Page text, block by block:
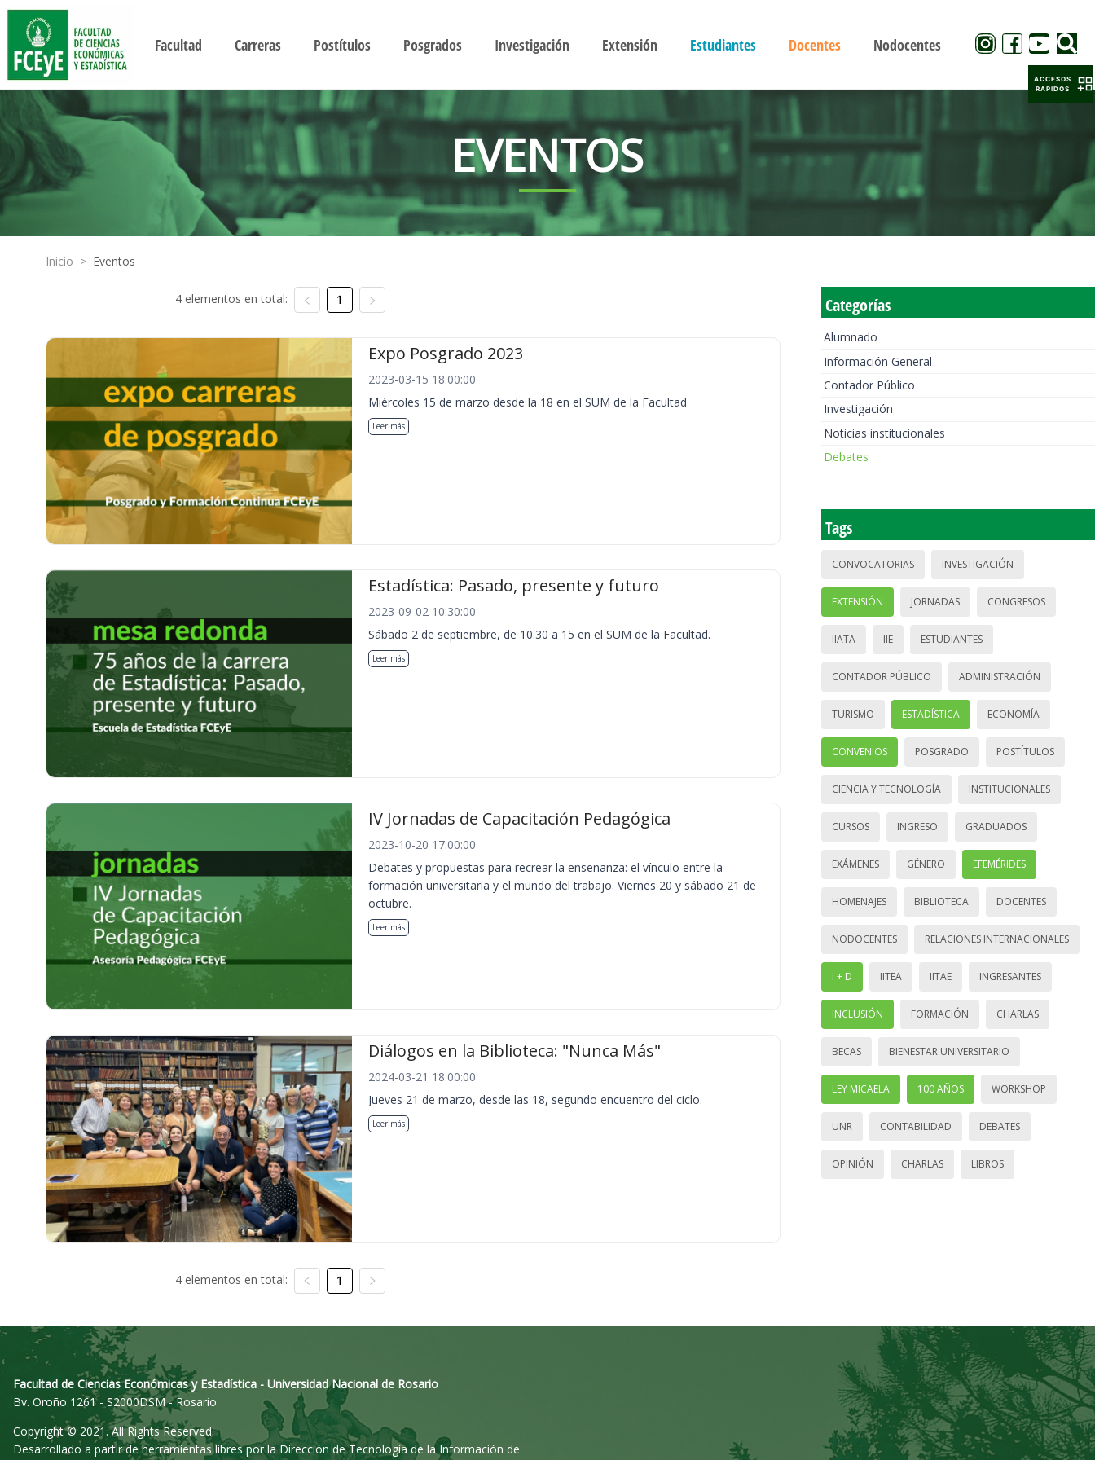
Facultad Carreras Postítulos Posgrados Investigación Extensión Estudiantes Docentes Nodocentes
EVENTOS
Inicio > Eventos
4 elementos en total: 1
Expo Posgrado 2023
2023-03-15 18:00:00
Miércoles 15 de marzo desde la 18 en el SUM de la Facultad
Leer más
Estadística: Pasado, presente y futuro
2023-09-02 10:30:00
Sábado 2 de septiembre, de 10.30 a 15 en el SUM de la Facultad.
Leer más
IV Jornadas de Capacitación Pedagógica
2023-10-20 17:00:00
Debates y propuestas para recrear la enseñanza: el vínculo entre la
formación universitaria y el mundo del trabajo. Viernes 20 y sábado 21 de
octubre.
Leer más
Diálogos en la Biblioteca: "Nunca Más"
2024-03-21 18:00:00
Jueves 21 de marzo, desde las 18, segundo encuentro del ciclo.
Leer más
4 elementos en total: 1
Categorías
Alumnado
Información General
Contador Público
Investigación
Noticias institucionales
Debates
Tags
CONVOCATORIAS INVESTIGACIÓN
EXTENSIÓN JORNADAS CONGRESOS
IIATA IIE ESTUDIANTES
CONTADOR PÚBLICO ADMINISTRACIÓN
TURISMO ESTADÍSTICA ECONOMÍA
CONVENIOS POSGRADO POSTÍTULOS
CIENCIA Y TECNOLOGÍA INSTITUCIONALES
CURSOS INGRESO GRADUADOS
EXÁMENES GÉNERO EFEMÉRIDES
HOMENAJES BIBLIOTECA DOCENTES
NODOCENTES RELACIONES INTERNACIONALES
I + D IITEA IITAE INGRESANTES
INCLUSIÓN FORMACIÓN CHARLAS
BECAS BIENESTAR UNIVERSITARIO
LEY MICAELA 100 AÑOS WORKSHOP
UNR CONTABILIDAD DEBATES
OPINIÓN CHARLAS LIBROS
Facultad de Ciencias Económicas y Estadística - Universidad Nacional de Rosario
Bv. Oroño 1261 - S2000DSM - Rosario
Copyright © 2021. All Rights Reserved.
Desarrollado a partir de herramientas libres por la Dirección de Tecnología de la Información de
ACCESOS
RAPIDOS